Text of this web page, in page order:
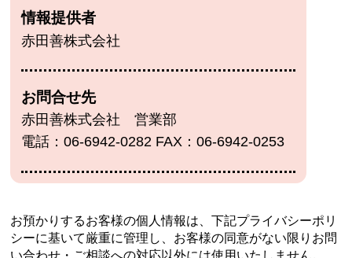
情報提供者
赤田善株式会社
お問合せ先
赤田善株式会社 営業部
電話：06-6942-0282 FAX：06-6942-0253
お預かりするお客様の個人情報は、下記プライバシーポリ
シーに基いて厳重に管理し、 お客様の同意がない限りお問
い合わせ・ご相談への対応以外には使用いたしません。